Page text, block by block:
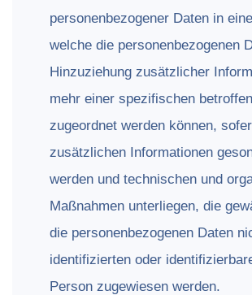
personenbezogener Daten in
welche die personenbezogenen
Hinzuziehung zusätzlicher
mehr einer spezifischen
zugeordnet werden können,
zusätzlichen Informationen
werden und technischen und
Maßnahmen unterliegen, die
die personenbezogenen Daten
identifizierten oder
Person zugewiesen werden.